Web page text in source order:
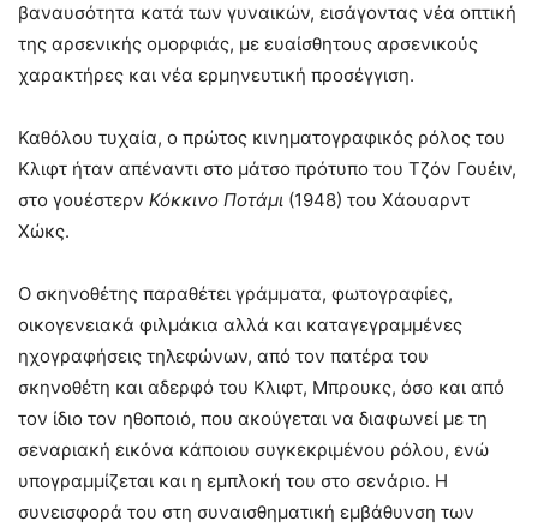
βαναυσότητα κατά των γυναικών, εισάγοντας νέα οπτική
της αρσενικής ομορφιάς, με ευαίσθητους αρσενικούς
χαρακτήρες και νέα ερμηνευτική προσέγγιση.
Καθόλου τυχαία, ο πρώτος κινηματογραφικός ρόλος του
Κλιφτ ήταν απέναντι στο μάτσο πρότυπο του Τζόν Γουέιν,
στο γουέστερν Κόκκινο Ποτάμι (1948) του Χάουαρντ
Χώκς.
Ο σκηνοθέτης παραθέτει γράμματα, φωτογραφίες,
οικογενειακά φιλμάκια αλλά και καταγεγραμμένες
ηχογραφήσεις τηλεφώνων, από τον πατέρα του
σκηνοθέτη και αδερφό του Κλιφτ, Μπρουκς, όσο και από
τον ίδιο τον ηθοποιό, που ακούγεται να διαφωνεί με τη
σεναριακή εικόνα κάποιου συγκεκριμένου ρόλου, ενώ
υπογραμμίζεται και η εμπλοκή του στο σενάριο. Η
συνεισφορά του στη συναισθηματική εμβάθυνση των